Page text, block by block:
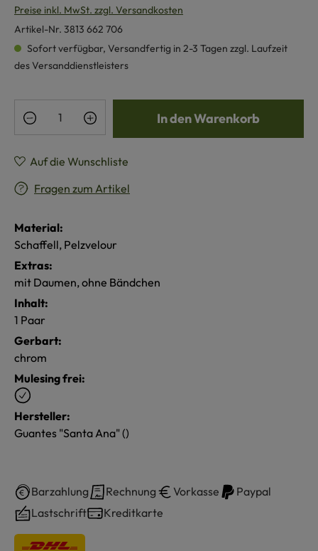
Preise inkl. MwSt. zzgl. Versandkosten
Artikel-Nr. 3813 662 706
Sofort verfügbar, Versandfertig in 2-3 Tagen zzgl. Laufzeit
des Versanddienstleisters
Produkt Anzahl: Gib den gewünschten
In den Warenkorb
Auf die Wunschliste
Fragen zum Artikel
Material:
Schaffell, Pelzvelour
Extras:
mit Daumen, ohne Bändchen
Inhalt:
1 Paar
Gerbart:
chrom
Mulesing frei:
Hersteller:
Guantes "Santa Ana" ()
Barzahlung Rechnung Vorkasse
Paypal
Lastschrift
Kreditkarte